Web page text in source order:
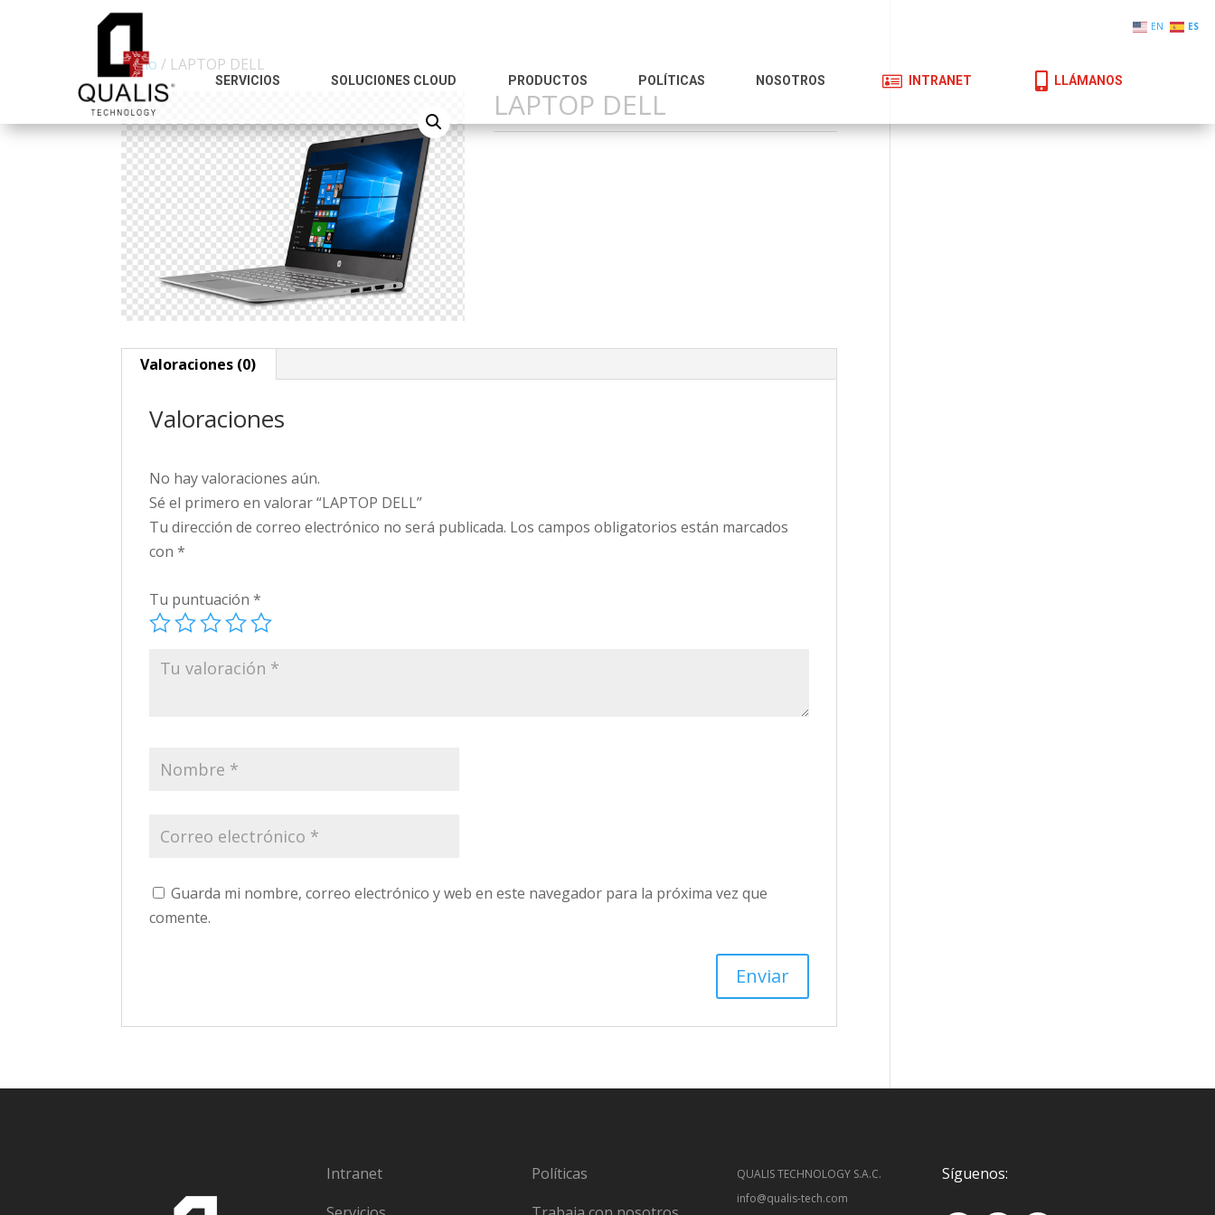
SERVICIOS SOLUCIONES CLOUD PRODUCTOS POLÍTICAS NOSOTROS  INTRANET LLÁMANOS
Inicio / LAPTOP DELL
LAPTOP DELL
Valoraciones (0)
Valoraciones
No hay valoraciones aún.
Sé el primero en valorar “LAPTOP DELL”
Tu dirección de correo electrónico no será publicada. Los campos obligatorios están marcados
con*
Tu puntuación*
Guarda mi nombre, correo electrónico y web en este navegador para la próxima vez que
comente.
Intranet
Políticas
QUALIS TECHNOLOGY S.A.C.
info@qualis-tech.com
Síguenos:
EN ES